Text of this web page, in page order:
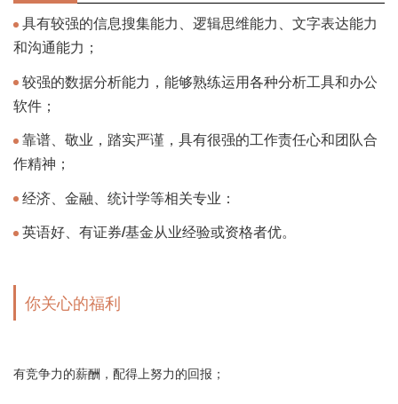
具有较强的信息搜集能力、逻辑思维能力、文字表达能力
和沟通能力；
较强的数据分析能力，能够熟练运用各种分析工具和办公
软件；
靠谱、敬业，踏实严谨，具有很强的工作责任心和团队合
作精神；
经济、金融、统计学等相关专业：
英语好、有证券/基金从业经验或资格者优。
你关心的福利
有竞争力的薪酬，配得上努力的回报；